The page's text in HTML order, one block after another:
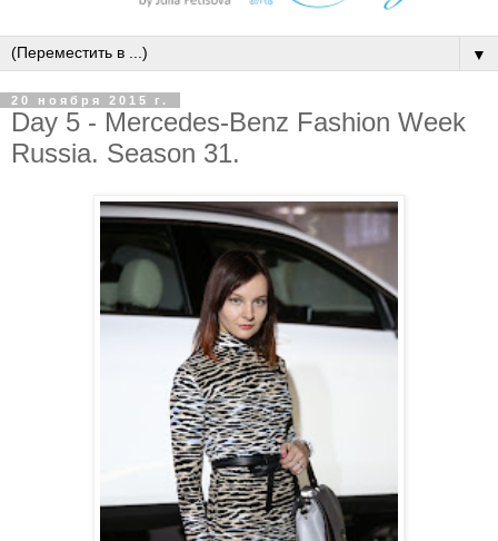
▼
20 ноября 2015 г.
Day 5 - Mercedes-Benz Fashion Week
Russia. Season 31.